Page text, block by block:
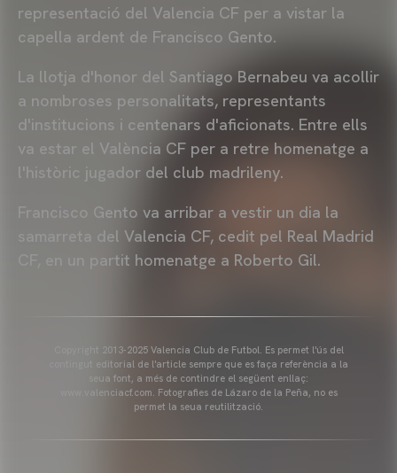
representació del Valencia CF per a vistar la
capella ardent de Francisco Gento.
La llotja d'honor del Santiago Bernabeu va acollir
a nombroses personalitats, representants
d'institucions i centenars d'aficionats. Entre ells
va estar el València CF per a retre homenatge a
l'històric jugador del club madrileny.
Francisco Gento va arribar a vestir un dia la
samarreta del Valencia CF, cedit pel Real Madrid
CF, en un partit homenatge a Roberto Gil.
Copyright 2013-2025 Valencia Club de Futbol. Es permet l'ús del
contingut editorial de l'article sempre que es faça referència a la
seua font, a més de contindre el següent enllaç:
www.valenciacf.com. Fotografies de Lázaro de la Peña, no es
permet la seua reutilització.